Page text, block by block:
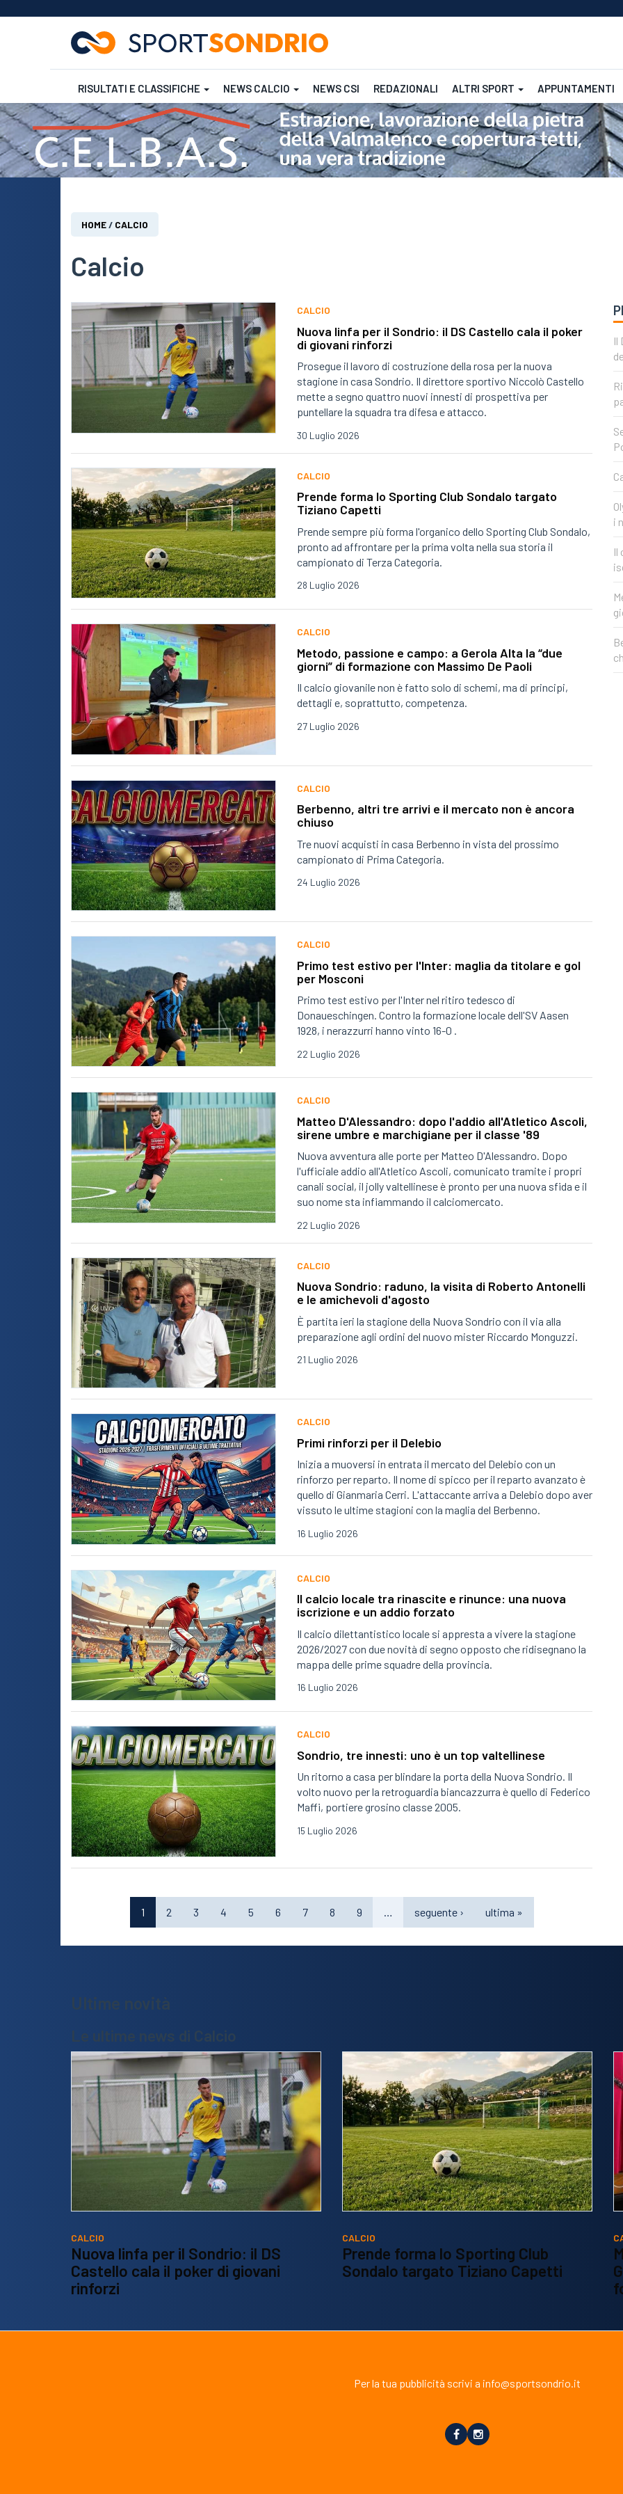
Salta
al
contenuto
principale
RISULTATI E CLASSIFICHE
Femminile CSI CSI
Futsal Rugby
NEWS CALCIO NEWS CSI REDAZIONALI ALTRI SPORT APPUNTAMENTI
Tu
qui
HOME/ CALCIO
Calcio
CALCIO
Nuova linfa per il Sondrio: il DS Castello cala il poker
di giovani rinforzi
Prosegue il lavoro di costruzione della rosa per la nuova
stagione in casa Sondrio. Il direttore sportivo Niccolò Castello
mette a segno quattro nuovi innesti di prospettiva per
puntellare la squadra tra difesa e attacco.
30 Luglio 2026
CALCIO
Prende forma lo Sporting Club Sondalo targato
Tiziano Capetti
Prende sempre più forma l'organico dello Sporting Club Sondalo,
pronto ad affrontare per la prima volta nella sua storia il
campionato di Terza Categoria.
28 Luglio 2026
CALCIO
Metodo, passione e campo: a Gerola Alta la “due
giorni” di formazione con Massimo De Paoli
Il calcio giovanile non è fatto solo di schemi, ma di principi,
dettagli e, soprattutto, competenza.
27 Luglio 2026
CALCIO
Berbenno, altri tre arrivi e il mercato non è ancora
chiuso
Tre nuovi acquisti in casa Berbenno in vista del prossimo
campionato di Prima Categoria.
24 Luglio 2026
CALCIO
Primo test estivo per l'Inter: maglia da titolare e gol
per Mosconi
Primo test estivo per l'Inter nel ritiro tedesco di
Donaueschingen. Contro la formazione locale dell'SV Aasen
1928, i nerazzurri hanno vinto 16-0 .
22 Luglio 2026
CALCIO
Matteo D'Alessandro: dopo l'addio all'Atletico Ascoli,
sirene umbre e marchigiane per il classe '89
Nuova avventura alle porte per Matteo D'Alessandro. Dopo
l'ufficiale addio all'Atletico Ascoli, comunicato tramite i propri
canali social, il jolly valtellinese è pronto per una nuova sfida e il
suo nome sta infiammando il calciomercato.
22 Luglio 2026
CALCIO
Nuova Sondrio: raduno, la visita di Roberto Antonelli
e le amichevoli d'agosto
È partita ieri la stagione della Nuova Sondrio con il via alla
preparazione agli ordini del nuovo mister Riccardo Monguzzi.
21 Luglio 2026
CALCIO
Primi rinforzi per il Delebio
Inizia a muoversi in entrata il mercato del Delebio con un
rinforzo per reparto. Il nome di spicco per il reparto avanzato è
quello di Gianmaria Cerri. L'attaccante arriva a Delebio dopo aver
vissuto le ultime stagioni con la maglia del Berbenno.
16 Luglio 2026
CALCIO
Il calcio locale tra rinascite e rinunce: una nuova
iscrizione e un addio forzato
Il calcio dilettantistico locale si appresta a vivere la stagione
2026/2027 con due novità di segno opposto che ridisegnano la
mappa delle prime squadre della provincia.
16 Luglio 2026
CALCIO
Sondrio, tre innesti: uno è un top valtellinese
Un ritorno a casa per blindare la porta della Nuova Sondrio. Il
volto nuovo per la retroguardia biancazzurra è quello di Federico
Maffi, portiere grosino classe 2005.
15 Luglio 2026
1 2 3 4 5 6 7 8 9 seguente › ultima »
Il
i
Il
Ultime novità
Le ultime news di Calcio
CALCIO
Nuova linfa per il Sondrio: il DS
Castello cala il poker di giovani
rinforzi
CALCIO
Prende forma lo Sporting Club
Sondalo targato Tiziano Capetti
Per la tua pubblicità scrivi a info@sportsondrio.it